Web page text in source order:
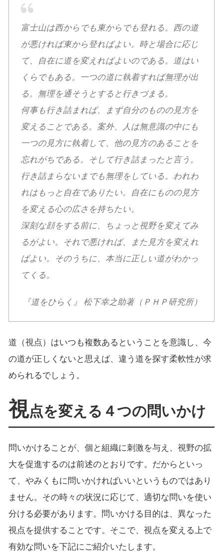
富士山は西からでも東からでも登れる。西の道
が悪ければ東から登ればよい。時と場合に応じ
て、自在に道を変えればよいのである。道はい
くらでもある。一つの道に執着すれば無理が出
る。無理を通そうとすると行きづまる。
何事も行き詰まれば、まず自分のものの見方を
変えることである。案外、人は無意識の中にも
一つの見方に執着して、他の見方のあることを
忘れがちである。そして行き詰まったと言う。
行き詰まらないまでも無理をしている。われわ
れはもっと自在でありたい。自在にものの見方
を変える心の広さを持ちたい。
深刻な顔をする前に、ちょっと視野を変えてみ
るがよい。それで悪ければ、また見方を変えれ
ばよい。そのうちに、本当に正しい道がわかっ
てくる。
『道をひらく』 松下幸之助著（ＰＨＰ研究所）
道（視点）はいつも複数あるということを意識し、今
の道が正しくないと思えば、違う道を探す柔軟性が求
められるでしょう。
視点を変える４つの問いかけ
問いかけることが、個と組織に刺激を与え、視野の拡
大を促進するのは前述のとおりです。だからといっ
て、やみくもに問いかければいいというものではあり
ません。その時々の状況に応じて、適切な問いを使い
分ける必要があります。問いかける目的は、異なった
視点を提供することです。そこで、視点を変える上で
有効な問いを下記にご紹介いたします。